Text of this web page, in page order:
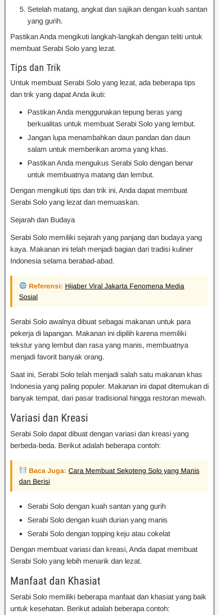
Setelah matang, angkat dan sajikan dengan kuah santan
yang gurih.
Pastikan Anda mengikuti langkah-langkah dengan teliti untuk
membuat Serabi Solo yang lezat.
Tips dan Trik
Untuk membuat Serabi Solo yang lezat, ada beberapa tips
dan trik yang dapat Anda ikuti:
Pastikan Anda menggunakan tepung beras yang
berkualitas untuk membuat Serabi Solo yang lembut.
Jangan lupa menambahkan daun pandan dan daun
salam untuk memberikan aroma yang khas.
Pastikan Anda mengukus Serabi Solo dengan benar
untuk membuatnya matang dan lembut.
Dengan mengikuti tips dan trik ini, Anda dapat membuat
Serabi Solo yang lezat dan memuaskan.
Sejarah dan Budaya
Serabi Solo memiliki sejarah yang panjang dan budaya yang
kaya. Makanan ini telah menjadi bagian dari tradisi kuliner
Indonesia selama berabad-abad.
Referensi: Hijaber Viral Jakarta Fenomena Media
Sosial
Serabi Solo awalnya dibuat sebagai makanan untuk para
pekerja di lapangan. Makanan ini dipilih karena memiliki
tekstur yang lembut dan rasa yang manis, membuatnya
menjadi favorit banyak orang.
Saat ini, Serabi Solo telah menjadi salah satu makanan khas
Indonesia yang paling populer. Makanan ini dapat ditemukan di
banyak tempat, dari pasar tradisional hingga restoran mewah.
Variasi dan Kreasi
Serabi Solo dapat dibuat dengan variasi dan kreasi yang
berbeda-beda. Berikut adalah beberapa contoh:
Baca Juga: Cara Membuat Sekoteng Solo yang Manis
dan Berisi
Serabi Solo dengan kuah santan yang gurih
Serabi Solo dengan kuah durian yang manis
Serabi Solo dengan topping keju atau cokelat
Dengan membuat variasi dan kreasi, Anda dapat membuat
Serabi Solo yang lebih menarik dan lezat.
Manfaat dan Khasiat
Serabi Solo memiliki beberapa manfaat dan khasiat yang baik
untuk kesehatan. Berikut adalah beberapa contoh: